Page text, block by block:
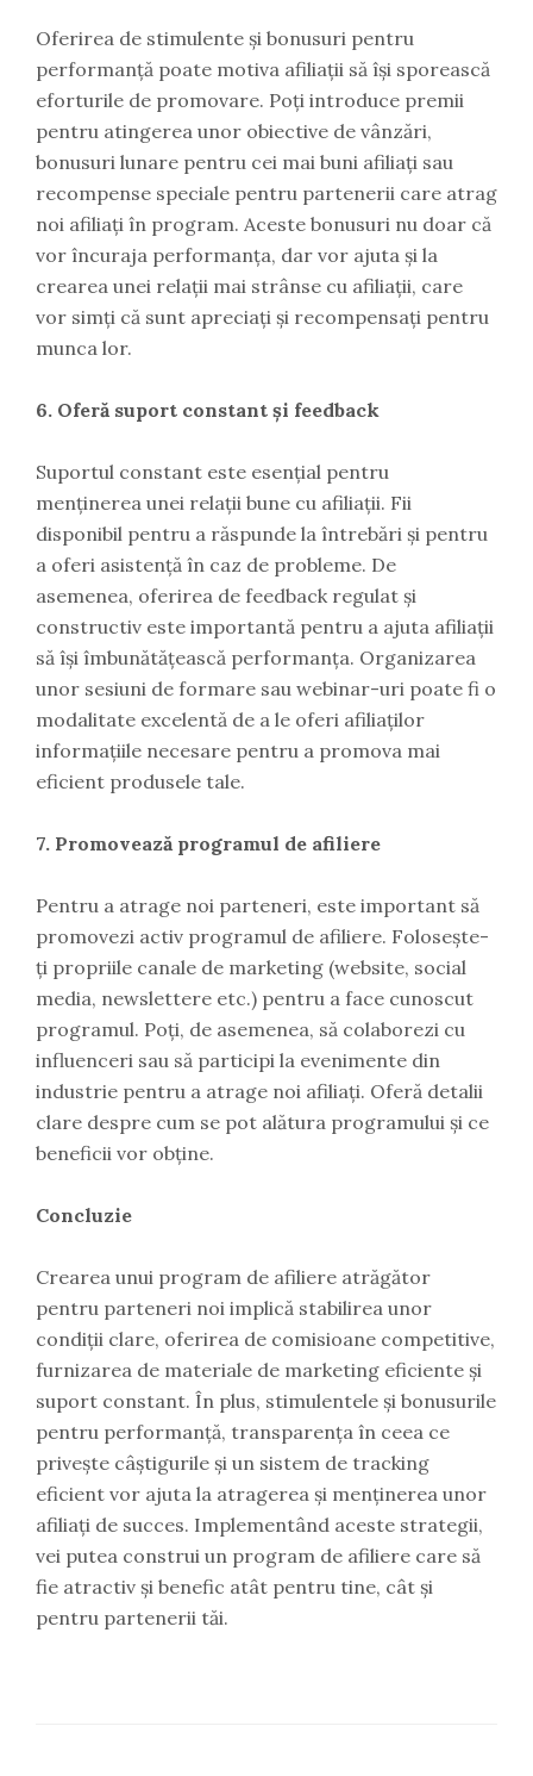
Oferirea de stimulente și bonusuri pentru
performanță poate motiva afiliații să își sporească
eforturile de promovare. Poți introduce premii
pentru atingerea unor obiective de vânzări,
bonusuri lunare pentru cei mai buni afiliați sau
recompense speciale pentru partenerii care atrag
noi afiliați în program. Aceste bonusuri nu doar că
vor încuraja performanța, dar vor ajuta și la
crearea unei relații mai strânse cu afiliații, care
vor simți că sunt apreciați și recompensați pentru
munca lor.
6. Oferă suport constant și feedback
Suportul constant este esențial pentru
menținerea unei relații bune cu afiliații. Fii
disponibil pentru a răspunde la întrebări și pentru
a oferi asistență în caz de probleme. De
asemenea, oferirea de feedback regulat și
constructiv este importantă pentru a ajuta afiliații
să își îmbunătățească performanța. Organizarea
unor sesiuni de formare sau webinar-uri poate fi o
modalitate excelentă de a le oferi afiliaților
informațiile necesare pentru a promova mai
eficient produsele tale.
7. Promovează programul de afiliere
Pentru a atrage noi parteneri, este important să
promovezi activ programul de afiliere. Folosește-
ți propriile canale de marketing (website, social
media, newslettere etc.) pentru a face cunoscut
programul. Poți, de asemenea, să colaborezi cu
influenceri sau să participi la evenimente din
industrie pentru a atrage noi afiliați. Oferă detalii
clare despre cum se pot alătura programului și ce
beneficii vor obține.
Concluzie
Crearea unui program de afiliere atrăgător
pentru parteneri noi implică stabilirea unor
condiții clare, oferirea de comisioane competitive,
furnizarea de materiale de marketing eficiente și
suport constant. În plus, stimulentele și bonusurile
pentru performanță, transparența în ceea ce
privește câștigurile și un sistem de tracking
eficient vor ajuta la atragerea și menținerea unor
afiliați de succes. Implementând aceste strategii,
vei putea construi un program de afiliere care să
fie atractiv și benefic atât pentru tine, cât și
pentru partenerii tăi.